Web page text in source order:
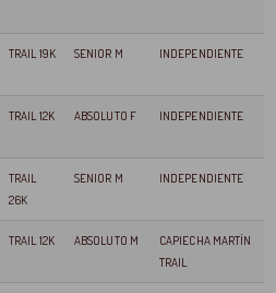
TRAIL 19K SENIOR M INDEPENDIENTE
TRAIL 12K ABSOLUTO F INDEPENDIENTE
TRAIL
26K
SENIOR M INDEPENDIENTE
TRAIL 12K ABSOLUTO M
CAPIECHA MARTÍN
TRAIL